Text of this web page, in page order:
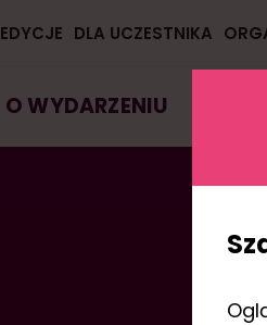
EDYCJE DLA UCZESTNIKA
O WYDARZENIU